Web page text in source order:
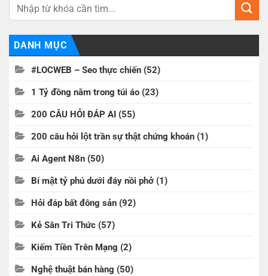
DANH MỤC
#LOCWEB – Seo thực chiến (52)
1 Tỷ đồng nằm trong túi áo (23)
200 CÂU HỎI ĐÁP AI (55)
200 câu hỏi lột trần sự thật chứng khoán (1)
Ai Agent N8n (50)
Bí mật tỷ phú dưới đáy nồi phở (1)
Hỏi đáp bất đông sản (92)
Kẻ Săn Tri Thức (57)
Kiếm Tiền Trên Mạng (2)
Nghệ thuật bán hàng (50)